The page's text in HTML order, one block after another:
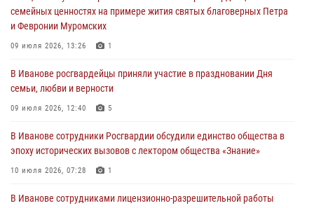
27 июля 2026, 14:10
Представители ивановского ОМОН "Спарта" провели обучающее
27 июля 2026, 12:56 2
семейных ценностях на примере жития святых благоверных Петра
и Февронии Муромских
09 июля 2026, 13:26 1
В Иванове росгвардейцы приняли участие в праздновании Дня
семьи, любви и верности
09 июля 2026, 12:40 5
В Иванове сотрудники Росгвардии обсудили единство общества в
эпоху исторических вызовов с лектором общества «Знание»
10 июля 2026, 07:28 1
В Иванове сотрудниками лицензионно-разрешительной работы